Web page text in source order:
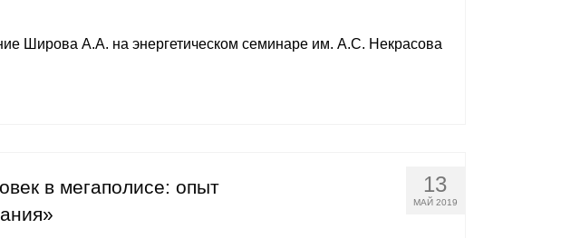
Широва А.А. на энергетическом семинаре им. А.С. Некрасова
13
МАЙ 2019
в мегаполисе: опыт